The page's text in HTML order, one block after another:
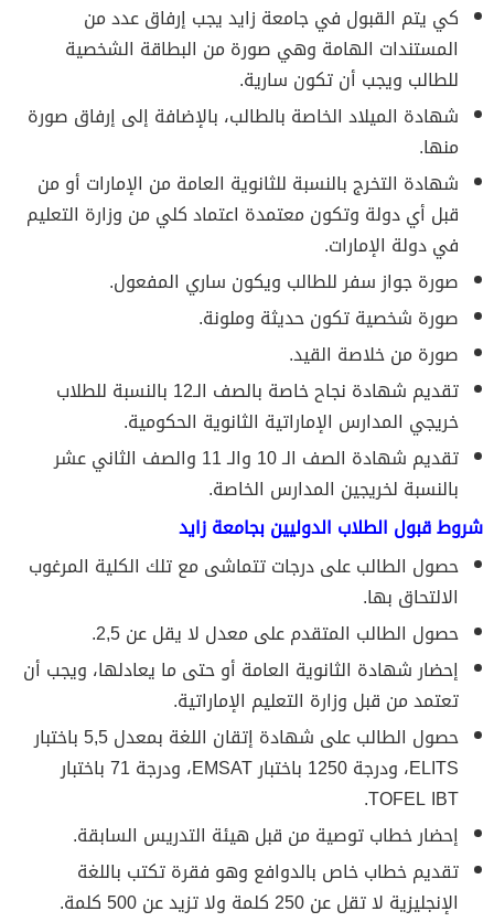
كي يتم القبول في جامعة زايد يجب إرفاق عدد من
المستندات الهامة وهي صورة من البطاقة الشخصية
للطالب ويجب أن تكون سارية.
شهادة الميلاد الخاصة بالطالب، بالإضافة إلى إرفاق صورة
منها.
شهادة التخرج بالنسبة للثانوية العامة من الإمارات أو من
قبل أي دولة وتكون معتمدة اعتماد كلي من وزارة التعليم
في دولة الإمارات.
صورة جواز سفر للطالب ويكون ساري المفعول.
صورة شخصية تكون حديثة وملونة.
صورة من خلاصة القيد.
تقديم شهادة نجاح خاصة بالصف الـ12 بالنسبة للطلاب
خريجي المدارس الإماراتية الثانوية الحكومية.
تقديم شهادة الصف الـ 10 والـ 11 والصف الثاني عشر
بالنسبة لخريجين المدارس الخاصة.
شروط قبول الطلاب الدوليين بجامعة زايد
حصول الطالب على درجات تتماشى مع تلك الكلية المرغوب
الالتحاق بها.
حصول الطالب المتقدم على معدل لا يقل عن 2,5.
إحضار شهادة الثانوية العامة أو حتى ما يعادلها، ويجب أن
تعتمد من قبل وزارة التعليم الإماراتية.
حصول الطالب على شهادة إتقان اللغة بمعدل 5,5 باختبار
ELITS، ودرجة 1250 باختبار EMSAT، ودرجة 71 باختبار
TOFEL IBT.
إحضار خطاب توصية من قبل هيئة التدريس السابقة.
تقديم خطاب خاص بالدوافع وهو فقرة تكتب باللغة
الإنجليزية لا تقل عن 250 كلمة ولا تزيد عن 500 كلمة.